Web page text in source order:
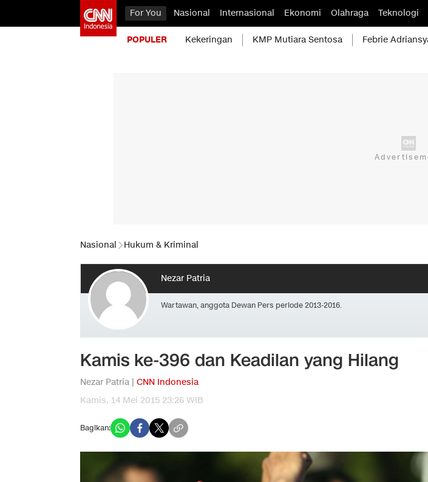
For You Nasional Internasional Ekonomi Olahraga Teknologi
POPULER Kekeringan KMP Mutiara Sentosa Febrie
Nasional Hukum & Kriminal
Nezar Patria
Wartawan, anggota Dewan Pers periode 2013-2016.
Kamis ke-396 dan Keadilan yang Hilang
Nezar Patria | CNN Indonesia
Kamis, 14 Mei 2015 23:26 WIB
Bagikan: